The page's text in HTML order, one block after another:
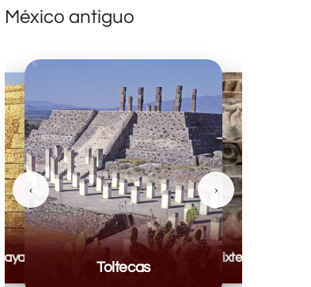
México antiguo
Mayas
Toltecas
Mixteca
‹ ›